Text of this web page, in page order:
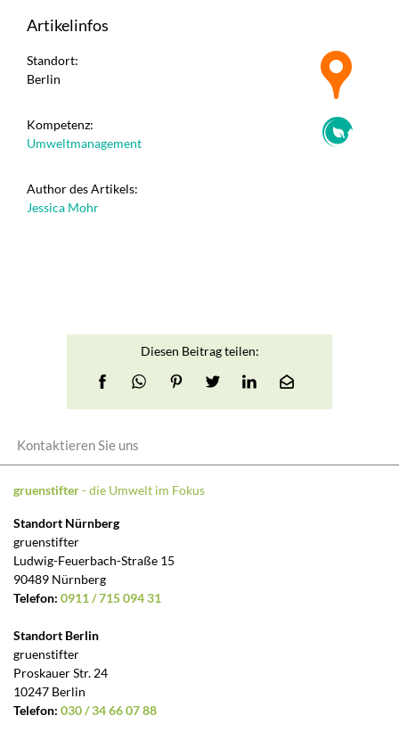
Artikelinfos
Standort:
Berlin
Kompetenz:
Umweltmanagement
Author des Artikels:
Jessica Mohr
Diesen Beitrag teilen:
Kontaktieren Sie uns
gruenstifter- die Umwelt im Fokus
Standort Nürnberg
gruenstifter
Ludwig-Feuerbach-Straße 15
90489 Nürnberg
Telefon: 0911 / 715 094 31
Standort Berlin
gruenstifter
Proskauer Str. 24
10247 Berlin
Telefon: 030 / 34 66 07 88